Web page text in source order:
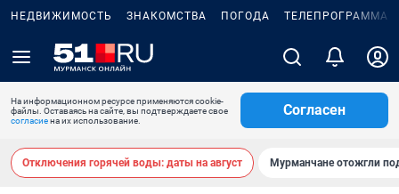
НЕДВИЖИМОСТЬ ЗНАКОМСТВА ПОГОДА ТЕЛЕПРОГРАММА
На информационном ресурсе применяются cookie-
файлы. Оставаясь на сайте, вы подтверждаете свое
согласиена их использование.
Согласен
Отключения горячей воды: даты на август Мурманчане отожгли